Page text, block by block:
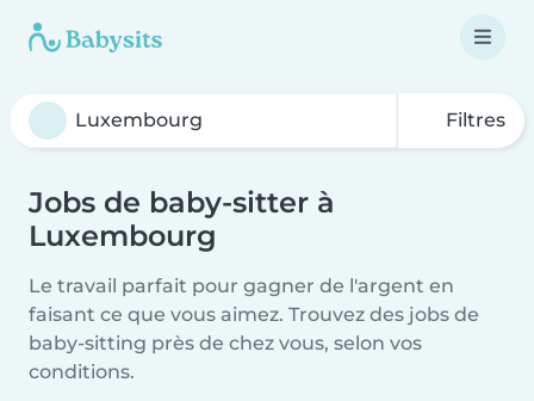
Filtres
Jobs de baby-sitter à
Luxembourg
Le travail parfait pour gagner de l'argent en
faisant ce que vous aimez. Trouvez des jobs de
baby-sitting près de chez vous, selon vos
conditions.